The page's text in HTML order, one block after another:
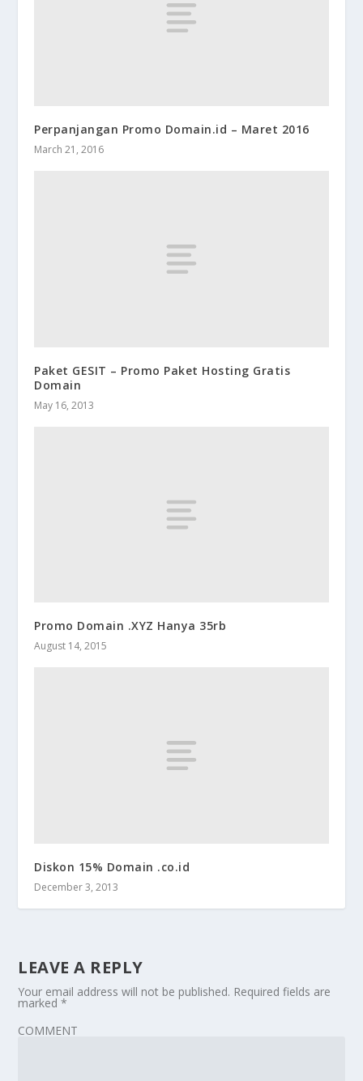
Perpanjangan Promo Domain.id – Maret 2016
March 21, 2016
Paket GESIT – Promo Paket Hosting Gratis
Domain
May 16, 2013
Promo Domain .XYZ Hanya 35rb
August 14, 2015
Diskon 15% Domain .co.id
December 3, 2013
LEAVE A REPLY
Your email address will not be published. Required fields are
marked*
COMMENT